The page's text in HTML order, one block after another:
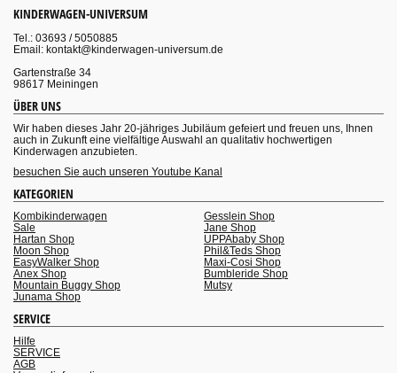
KINDERWAGEN-UNIVERSUM
Tel.: 03693 / 5050885
Email: kontakt@kinderwagen-universum.de
Gartenstraße 34
98617 Meiningen
ÜBER UNS
Wir haben dieses Jahr 20-jähriges Jubiläum gefeiert und freuen uns, Ihnen
auch in Zukunft eine vielfältige Auswahl an qualitativ hochwertigen
Kinderwagen anzubieten.
besuchen Sie auch unseren Youtube Kanal
KATEGORIEN
Kombikinderwagen
Sale
Hartan Shop
Moon Shop
EasyWalker Shop
Anex Shop
Mountain Buggy Shop
Junama Shop
Gesslein Shop
Jane Shop
UPPAbaby Shop
Phil&Teds Shop
Maxi-Cosi Shop
Bumbleride Shop
Mutsy
SERVICE
Hilfe
SERVICE
AGB